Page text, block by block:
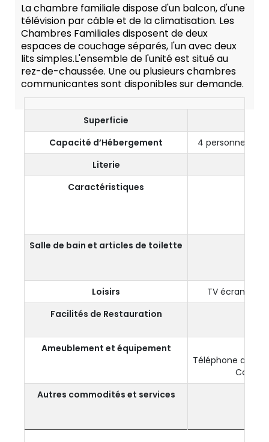
La chambre familiale dispose d'un balcon, d'une
télévision par câble et de la climatisation. Les
Chambres Familiales disposent de deux
espaces de couchage séparés, l'un avec deux
lits simples.L'ensemble de l'unité est situé au
rez-de-chaussée. Une ou plusieurs chambres
communicantes sont disponibles sur demande.
Superficie
Capacité d’Hébergement
4 personnes ou
Literie
Caractéristiques
Salle de bain et articles de toilette
Loisirs
TV écran 32"
Facilités de Restauration
Ameublement et équipement
Téléphone avec
Coffre-
Autres commodités et services